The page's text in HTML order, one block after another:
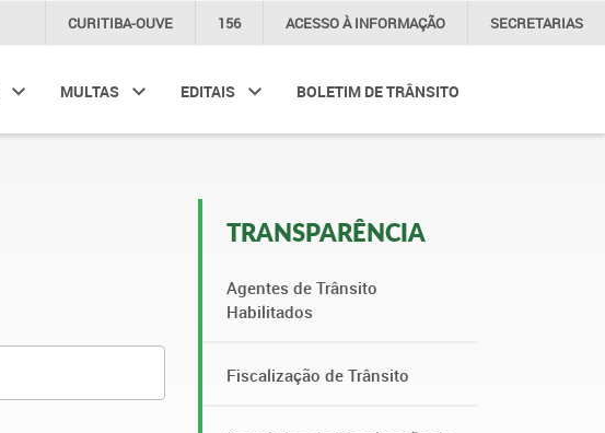
CURITIBA-OUVE 156 ACESSO ÀINFORMAÇÃO SECRETARIAS
MULTAS EDITAIS BOLETIM DE TRÂNSITO
TRANSPARÊNCIA
Agentes de Trânsito
Habilitados
Fiscalização de Trânsito